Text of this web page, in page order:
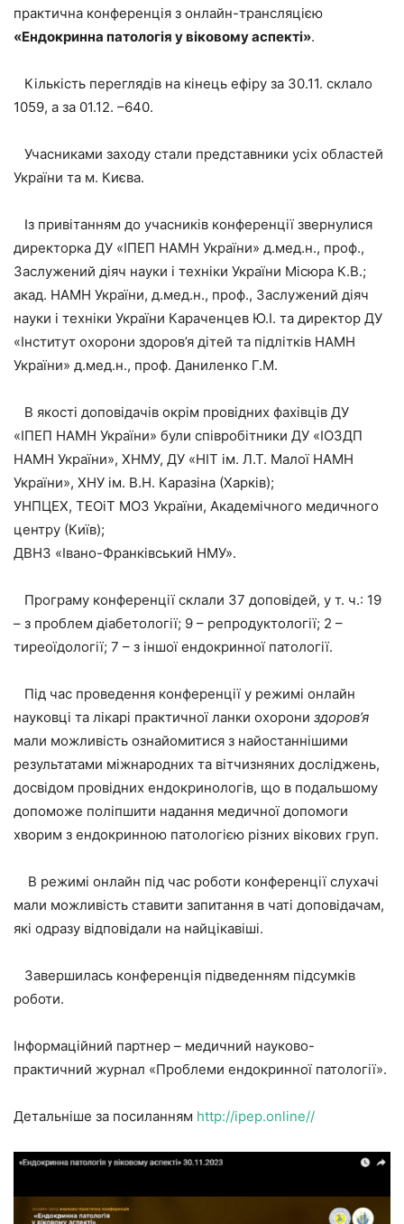
практична конференція з онлайн-трансляцією
«Ендокринна патологія у віковому аспекті».
Кількість переглядів на кінець ефіру за 30.11. склало
1059, а за 01.12. –640.
Учасниками заходу стали представники усіх областей
України та м. Києва.
Із привітанням до учасників конференції звернулися
директорка ДУ «ІПЕП НАМН України» д.мед.н., проф.,
Заслужений діяч науки і техніки України Місюра К.В.;
акад. НАМН України, д.мед.н., проф., Заслужений діяч
науки і техніки України Караченцев Ю.І. та директор ДУ
«Інститут охорони здоров’я дітей та підлітків НАМН
України» д.мед.н., проф. Даниленко Г.М.
В якості доповідачів окрім провідних фахівців ДУ
«ІПЕП НАМН України» були співробітники ДУ «ІОЗДП
НАМН України», ХНМУ, ДУ «НІТ ім. Л.Т. Малої НАМН
України», ХНУ ім. В.Н. Каразіна (Харків);
УНПЦЕХ, ТЕОіТ МОЗ України, Академічного медичного
центру (Київ);
ДВНЗ «Івано-Франківський НМУ».
Програму конференції склали 37 доповідей, у т. ч.: 19
– з проблем діабетології; 9 – репродуктології; 2 –
тиреоїдології; 7 – з іншої ендокринної патології.
Під час проведення конференції у режимі онлайн
науковці та лікарі практичної ланки охорони здоров’я
мали можливість ознайомитися з найостаннішими
результатами міжнародних та вітчизняних досліджень,
досвідом провідних ендокринологів, що в подальшому
допоможе поліпшити надання медичної допомоги
хворим з ендокринною патологією різних вікових груп.
В режимі онлайн під час роботи конференції слухачі
мали можливість ставити запитання в чаті доповідачам,
які одразу відповідали на найцікавіші.
Завершилась конференція підведенням підсумків
роботи.
Інформаційний партнер – медичний науково-
практичний журнал «Проблеми ендокринної патології».
Детальніше за посиланням http://ipep.online//